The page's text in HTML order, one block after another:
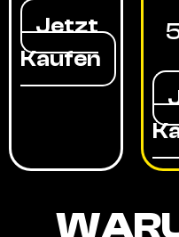
Jetzt
Kaufen